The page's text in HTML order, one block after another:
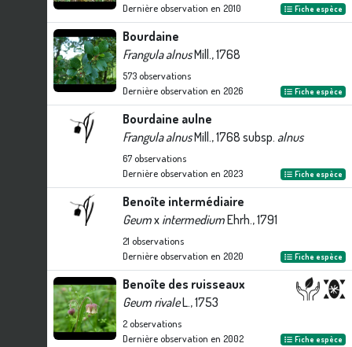
Dernière observation en 2010 Fiche espèce
Bourdaine
Frangula alnusMill., 1768
573observations
Dernière observation en 2026 Fiche espèce
Bourdaine aulne
Frangula alnusMill., 1768 subsp. alnus
67observations
Dernière observation en 2023 Fiche espèce
Benoîte intermédiaire
Geumx intermediumEhrh., 1791
21 observations
Dernière observation en 2020 Fiche espèce
Benoîte des ruisseaux
Geum rivaleL., 1753
2observations
Dernière observation en 2002 Fiche espèce